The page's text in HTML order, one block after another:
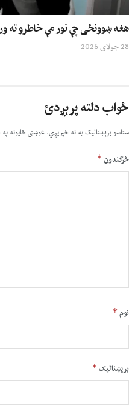
هغه ښوونځی چې نور مې خاطرو ته
28 جولای 2026
ځواب دلته پرېږدئ
ستاسو برېښناليک به نه خپريږي.غوښتى ځایونه
څرگندون*
نوم*
بریښنالیک*